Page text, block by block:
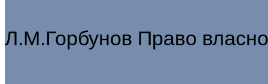
Л.М.Горбунов Право